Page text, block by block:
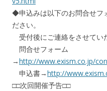
◆申込みは以下のお問合せフ
ださい。
受付後にご連絡をさせてい
問合せフォーム
→http://www.exism.co.jp/
申込書→http://
□□次回開催予告□□